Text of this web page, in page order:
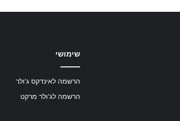
שימושי
הרשמה לאינדקס ג'ולר
הרשמה לג'ולר מרקט